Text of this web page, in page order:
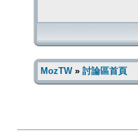
MozTW» 討論區首頁